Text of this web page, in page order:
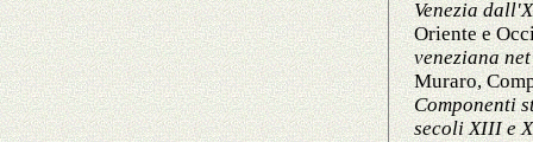
Venezia dall'X
Oriente e
veneziana
Muraro,
Componenti
secoli XIIIe X